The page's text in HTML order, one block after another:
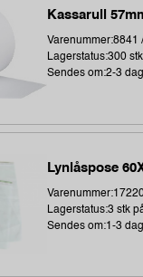
Kassarull
Varenummer:8841
Lagerstatus:300
Sendes om:2-3
Lynlåspose
Lagerstatus:3 stk
Sendes om:1-3